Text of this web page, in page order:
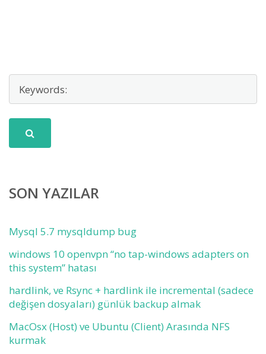
SON YAZILAR
Mysql 5.7 mysqldump bug
windows 10 openvpn “no tap-windows adapters on
this system” hatası
hardlink, ve Rsync + hardlink ile incremental (sadece
değişen dosyaları) günlük backup almak
MacOsx (Host) ve Ubuntu (Client) Arasında NFS
kurmak